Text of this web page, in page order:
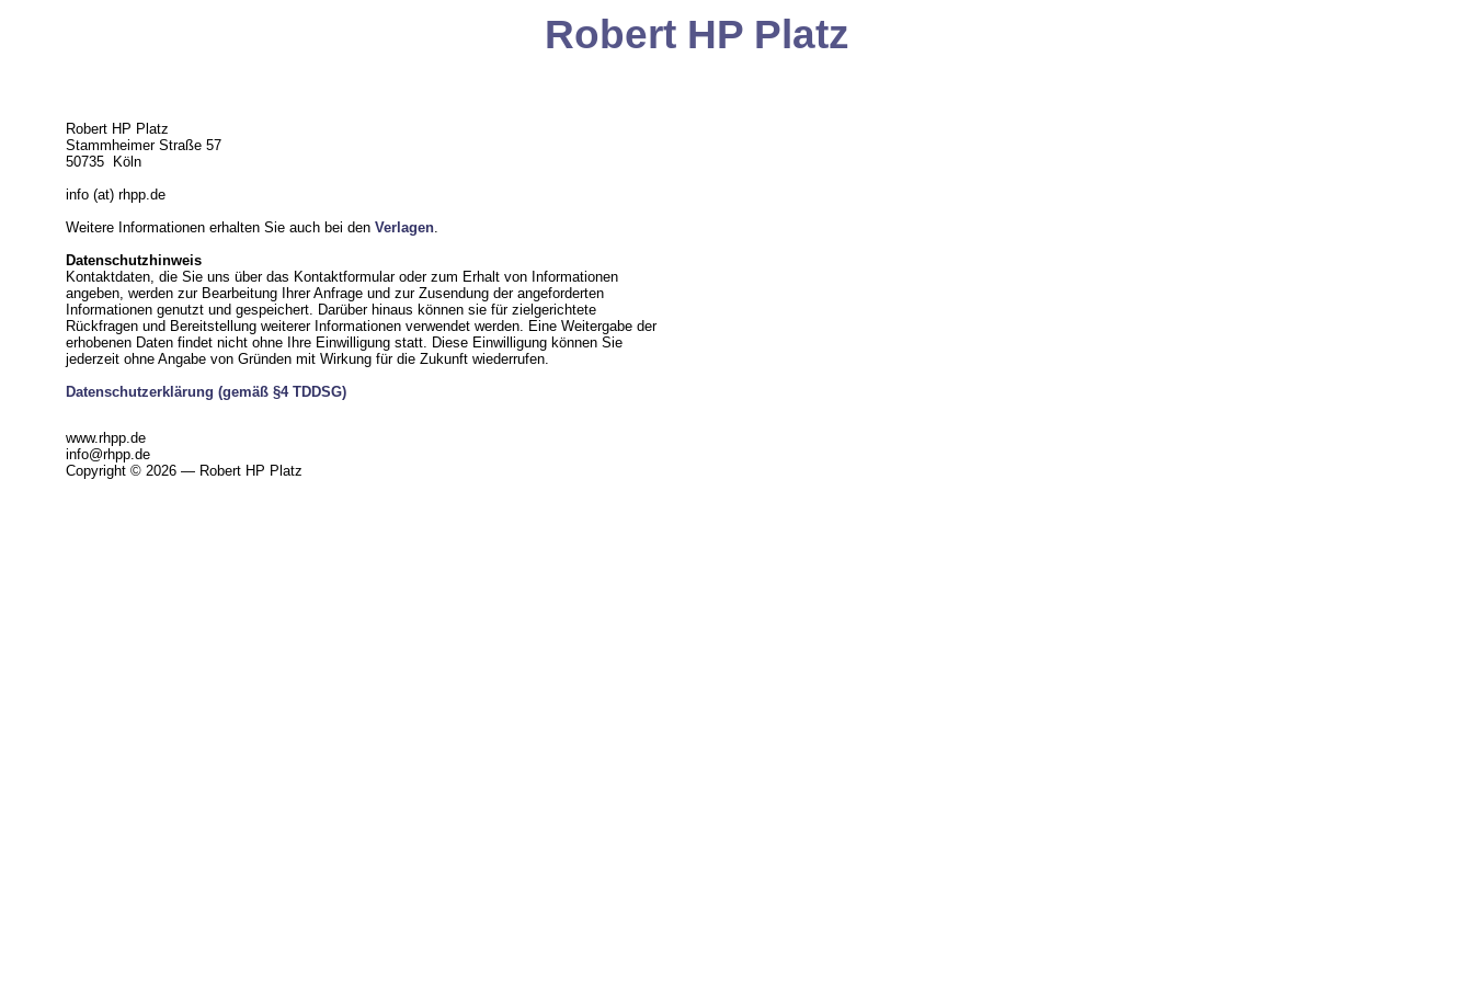
Robert HP Platz
Robert HP Platz
Stammheimer Straße 57
50735 Köln
info (at) rhpp.de
Weitere Informationen erhalten Sie auch bei den Verlagen.
Datenschutzhinweis
Kontaktdaten, die Sie uns über das Kontaktformular oder zum Erhalt von Informationen
angeben, werden zur Bearbeitung Ihrer Anfrage und zur Zusendung der angeforderten
Informationen genutzt und gespeichert. Darüber hinaus können sie für zielgerichtete
Rückfragen und Bereitstellung weiterer Informationen verwendet werden. Eine Weitergabe der
erhobenen Daten findet nicht ohne Ihre Einwilligung statt. Diese Einwilligung können Sie
jederzeit ohne Angabe von Gründen mit Wirkung für die Zukunft wiederrufen.
Datenschutzerklärung (gemäß §4 TDDSG)
www.rhpp.de
info@rhpp.de
Copyright © 2026 ― Robert HP Platz